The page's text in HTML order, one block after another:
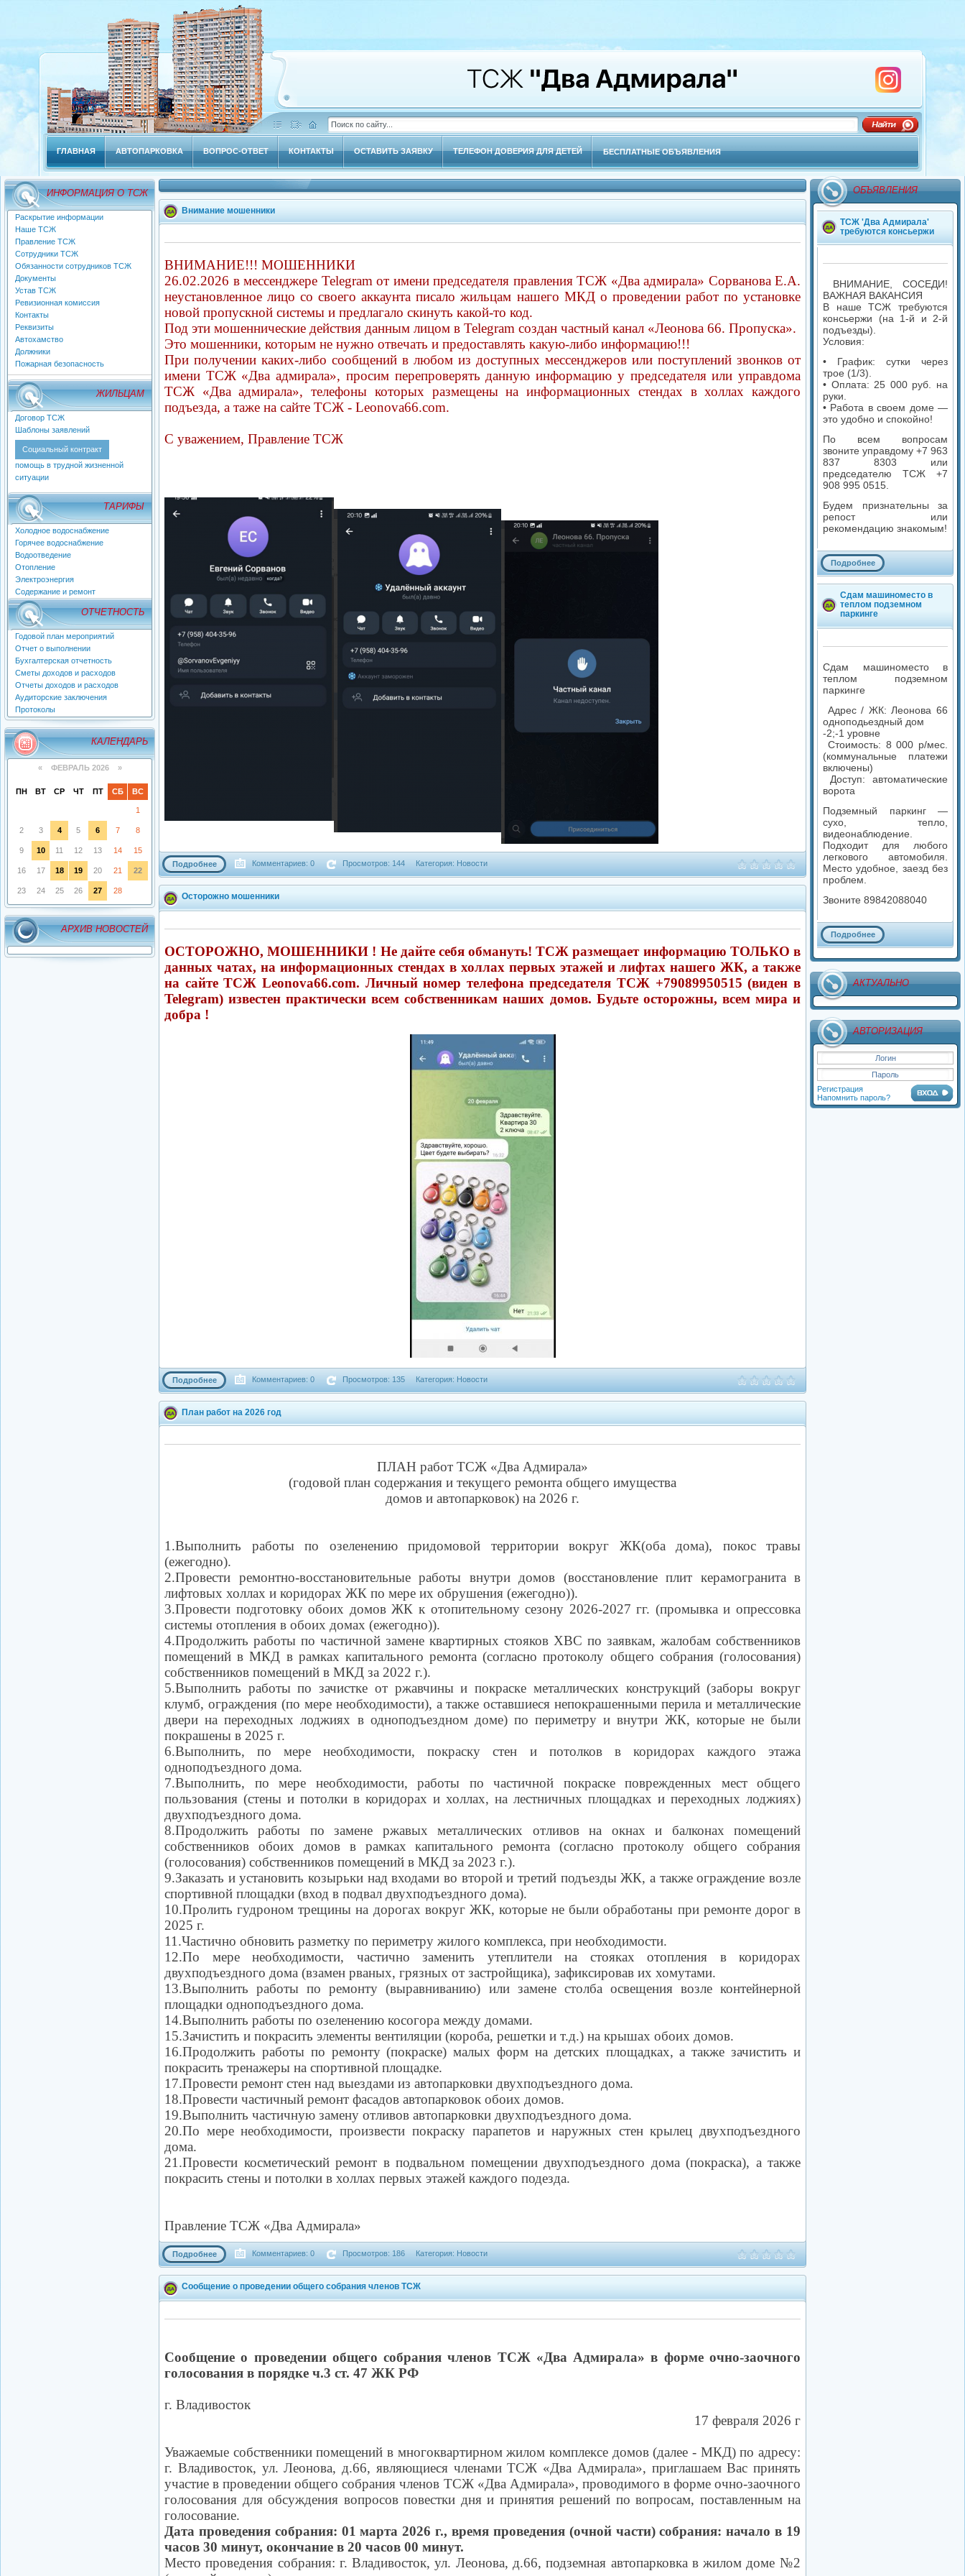
ГЛАВНАЯ АВТОПАРКОВКА ВОПРОС-ОТВЕТ КОНТАКТЫ ОСТАВИТЬ ЗАЯВКУ ТЕЛЕФОН ДОВЕРИЯ ДЛЯ ДЕТЕЙ БЕСПЛАТНЫЕ ОБЪЯВЛЕНИЯ
ИНФОРМАЦИЯ О ТСЖ
Раскрытие информации
Наше ТСЖ
Правление ТСЖ
Сотрудники ТСЖ
Обязанности сотрудников ТСЖ
Документы
Устав ТСЖ
Ревизионная комиссия
Контакты
Реквизиты
Автохамство
Должники
Пожарная безопасность
ЖИЛЬЦАМ
Договор ТСЖ
Шаблоны заявлений
Социальный контракт
помощь в трудной жизненной
ситуации
ТАРИФЫ
Холодное водоснабжение
Горячее водоснабжение
Водоотведение
Отопление
Электроэнергия
Содержание и ремонт
ОТЧЕТНОСТЬ
Годовой план мероприятий
Отчет о выполнении
Бухгалтерская отчетность
Сметы доходов и расходов
Отчеты доходов и расходов
Аудиторские заключения
Протоколы
КАЛЕНДАРЬ
« ФЕВРАЛЬ 2026 »
ПН ВТ СР ЧТ ПТ СБ ВС
1
2 3 4 5 6 7 8
9 10 11 12 13 14 15
16 17 18 19 20 21 22
23 24 25 26 27 28
АРХИВ НОВОСТЕЙ
ОБЪЯВЛЕНИЯ
ТСЖ 'Два Адмирала'
требуются консьержи
ВНИМАНИЕ, СОСЕДИ!
ВАЖНАЯ ВАКАНСИЯ
В наше ТСЖ требуются
консьержи (на 1-й и 2-й
подъезды).
Условия:
• График: сутки через
трое (1/3).
• Оплата: 25 000 руб. на
руки.
• Работа в своем доме —
это удобно и спокойно!
По всем вопросам
звоните управдому +7 963
837 8303 или
председателю ТСЖ +7
908 995 0515.
Будем признательны за
репост или
рекомендацию знакомым!
Подробнее
Комментариев: 0
Просмотров: 2 052
Категория: Услуги
Сдам машиноместо в
теплом подземном
паркинге
Сдам машиноместо в
теплом подземном
паркинге
Адрес / ЖК: Леонова 66
одноподьездный дом
-2;-1 уровне
Стоимость: 8 000 р/мес.
(коммунальные платежи
включены)
Доступ: автоматические
ворота
Подземный паркинг —
сухо, тепло,
видеонаблюдение.
Подходит для любого
легкового автомобиля.
Место удобное, заезд без
проблем.
Звоните 89842088040
Подробнее
Комментариев: 0
Просмотров: 1 929
Категория: Услуги
АКТУАЛЬНО
АВТОРИЗАЦИЯ
Регистрация
Напомнить пароль?
Внимание мошенники
ВНИМАНИЕ!!! МОШЕННИКИ
26.02.2026 в мессенджере Telegram от имени председателя правления ТСЖ «Два адмирала» Сорванова Е.А.
неустановленное лицо со своего аккаунта писало жильцам нашего МКД о проведении работ по установке
новой пропускной системы и предлагало скинуть какой-то код.
Под эти мошеннические действия данным лицом в Telegram создан частный канал «Леонова 66. Пропуска».
Это мошенники, которым не нужно отвечать и предоставлять какую-либо информацию!!!
При получении каких-либо сообщений в любом из доступных мессенджеров или поступлений звонков от
имени ТСЖ «Два адмирала», просим перепроверять данную информацию у председателя или управдома
ТСЖ «Два адмирала», телефоны которых размещены на информационных стендах в холлах каждого
подъезда, а таже на сайте ТСЖ - Leonova66.com.
С уважением, Правление ТСЖ
Подробнее Комментариев: 0 Просмотров: 144 Категория: Новости
Осторожно мошенники
ОСТОРОЖНО, МОШЕННИКИ ! Не дайте себя обмануть! ТСЖ размещает информацию ТОЛЬКО в
данных чатах, на информационных стендах в холлах первых этажей и лифтах нашего ЖК, а также
на сайте ТСЖ Leonova66.com. Личный номер телефона председателя ТСЖ +79089950515 (виден в
Telegram) известен практически всем собственникам наших домов. Будьте осторожны, всем мира и
добра !
Подробнее Комментариев: 0 Просмотров: 135 Категория: Новости
План работ на 2026 год
ПЛАН работ ТСЖ «Два Адмирала»
(годовой план содержания и текущего ремонта общего имущества
домов и автопарковок) на 2026 г.
1.Выполнить работы по озеленению придомовой территории вокруг ЖК(оба дома), покос травы
(ежегодно).
2.Провести ремонтно-восстановительные работы внутри домов (восстановление плит керамогранита в
лифтовых холлах и коридорах ЖК по мере их обрушения (ежегодно)).
3.Провести подготовку обоих домов ЖК к отопительному сезону 2026-2027 гг. (промывка и опрессовка
системы отопления в обоих домах (ежегодно)).
4.Продолжить работы по частичной замене квартирных стояков ХВС по заявкам, жалобам собственников
помещений в МКД в рамках капитального ремонта (согласно протоколу общего собрания (голосования)
собственников помещений в МКД за 2022 г.).
5.Выполнить работы по зачистке от ржавчины и покраске металлических конструкций (заборы вокруг
клумб, ограждения (по мере необходимости), а также оставшиеся непокрашенными перила и металлические
двери на переходных лоджиях в одноподъездном доме) по периметру и внутри ЖК, которые не были
покрашены в 2025 г.
6.Выполнить, по мере необходимости, покраску стен и потолков в коридорах каждого этажа
одноподъездного дома.
7.Выполнить, по мере необходимости, работы по частичной покраске поврежденных мест общего
пользования (стены и потолки в коридорах и холлах, на лестничных площадках и переходных лоджиях)
двухподъездного дома.
8.Продолжить работы по замене ржавых металлических отливов на окнах и балконах помещений
собственников обоих домов в рамках капитального ремонта (согласно протоколу общего собрания
(голосования) собственников помещений в МКД за 2023 г.).
9.Заказать и установить козырьки над входами во второй и третий подъезды ЖК, а также ограждение возле
спортивной площадки (вход в подвал двухподъездного дома).
10.Пролить гудроном трещины на дорогах вокруг ЖК, которые не были обработаны при ремонте дорог в
2025 г.
11.Частично обновить разметку по периметру жилого комплекса, при необходимости.
12.По мере необходимости, частично заменить утеплители на стояках отопления в коридорах
двухподъездного дома (взамен рваных, грязных от застройщика), зафиксировав их хомутами.
13.Выполнить работы по ремонту (выравниванию) или замене столба освещения возле контейнерной
площадки одноподъездного дома.
14.Выполнить работы по озеленению косогора между домами.
15.Зачистить и покрасить элементы вентиляции (короба, решетки и т.д.) на крышах обоих домов.
16.Продолжить работы по ремонту (покраске) малых форм на детских площадках, а также зачистить и
покрасить тренажеры на спортивной площадке.
17.Провести ремонт стен над выездами из автопарковки двухподъездного дома.
18.Провести частичный ремонт фасадов автопарковок обоих домов.
19.Выполнить частичную замену отливов автопарковки двухподъездного дома.
20.По мере необходимости, произвести покраску парапетов и наружных стен крылец двухподъездного
дома.
21.Провести косметический ремонт в подвальном помещении двухподъездного дома (покраска), а также
покрасить стены и потолки в холлах первых этажей каждого подезда.
Правление ТСЖ «Два Адмирала»
Подробнее Комментариев: 0 Просмотров: 186 Категория: Новости
Сообщение о проведении общего собрания членов ТСЖ
Сообщение о проведении общего собрания членов ТСЖ «Два Адмирала» в форме очно-заочного
голосования в порядке ч.3 ст. 47 ЖК РФ
г. Владивосток
17 февраля 2026 г
Уважаемые собственники помещений в многоквартирном жилом комплексе домов (далее - МКД) по адресу:
г. Владивосток, ул. Леонова, д.66, являющиеся членами ТСЖ «Два Адмирала», приглашаем Вас принять
участие в проведении общего собрания членов ТСЖ «Два Адмирала», проводимого в форме очно-заочного
голосования для обсуждения вопросов повестки дня и принятия решений по вопросам, поставленным на
голосование.
Дата проведения собрания: 01 марта 2026 г., время проведения (очной части) собрания: начало в 19
часов 30 минут, окончание в 20 часов 00 минут.
Место проведения собрания: г. Владивосток, ул. Леонова, д.66, подземная автопарковка в жилом доме №2